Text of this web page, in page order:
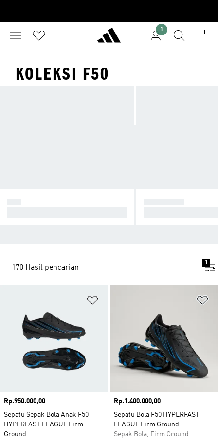
1
KOLEKSI F50
170 Hasil pencarian
1
Harga
Rp.950.000,00
Sepatu Sepak Bola Anak F50
HYPERFAST LEAGUE Firm
Ground
Harga
Rp.1.400.000,00
Sepatu Bola F50 HYPERFAST
LEAGUE Firm Ground
Sepak Bola, Firm Ground